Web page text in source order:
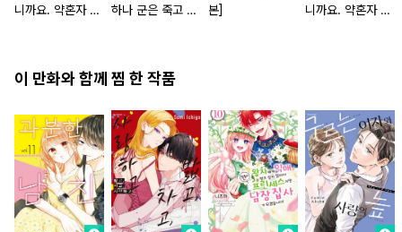
니까요. 약혼자 방
하나 군은 죽고 싶
본]
니까요. 약혼자 방
이 만화와 함께 찜 한 작품